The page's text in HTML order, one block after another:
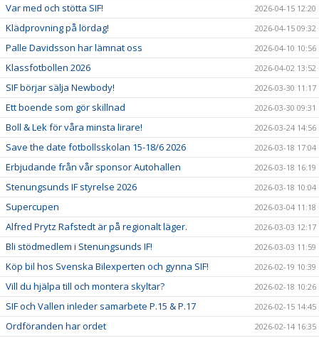
Var med och stötta SIF! 2026-04-15 12:20
Klädprovning på lördag! 2026-04-15 09:32
Palle Davidsson har lämnat oss 2026-04-10 10:56
Klassfotbollen 2026 2026-04-02 13:52
SIF börjar sälja Newbody! 2026-03-30 11:17
Ett boende som gör skillnad 2026-03-30 09:31
Boll & Lek för våra minsta lirare! 2026-03-24 14:56
Save the date fotbollsskolan 15-18/6 2026 2026-03-18 17:04
Erbjudande från vår sponsor Autohallen 2026-03-18 16:19
Stenungsunds IF styrelse 2026 2026-03-18 10:04
Supercupen 2026-03-04 11:18
Alfred Prytz Rafstedt är på regionalt läger. 2026-03-03 12:17
Bli stödmedlem i Stenungsunds IF! 2026-03-03 11:59
Köp bil hos Svenska Bilexperten och gynna SIF! 2026-02-19 10:39
Vill du hjälpa till och montera skyltar? 2026-02-18 10:26
SIF och Vallen inleder samarbete P.15 & P.17 2026-02-15 14:45
Ordföranden har ordet 2026-02-14 16:35